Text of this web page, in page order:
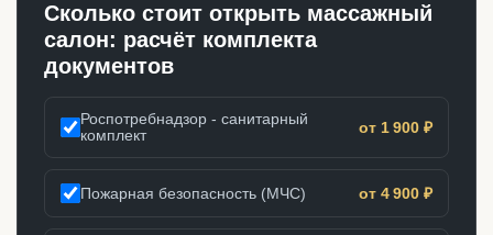
Сколько стоит открыть массажный
салон: расчёт комплекта
документов
Роспотребнадзор - санитарный
комплект
от 1 900 ₽
Пожарная безопасность (МЧС) от 4 900 ₽